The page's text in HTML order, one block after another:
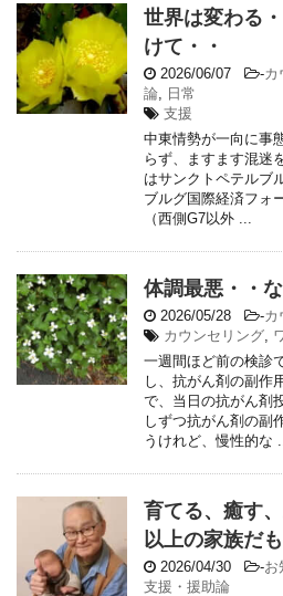
世界は変わる
けて・・
2026/06/07 -
論, 日常
支援
中東情勢が一向に事
らず、ますます混迷
はサンクトペテルブ
ブルグ国際経済フォ
（西側G7以外 ...
体調最悪・・
2026/05/28 -
カウンセリング,
一週間ほど前の検診
し、抗がん剤の副作
で、当日の抗がん剤
しずつ抗がん剤の副
うけれど、慢性的な
育てる、癒す
以上の家族だ
2026/04/30 -お
支援・援助論